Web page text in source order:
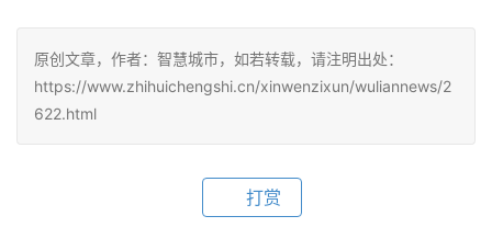
原创文章，作者：智慧城市，如若转载，请注明出处：
https://www.zhihuichengshi.cn/xinwenzixun/wuliannews/2
622.html
打赏